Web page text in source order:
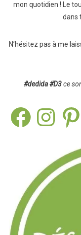
mon quotidien ! Le
dans
N’hésitez pas à me
#dedida #D3ce
FacebookInstagram